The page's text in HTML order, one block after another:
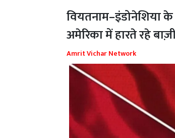
वियतनाम–इंडोनेशिया
अमेरिका में हारते रहे
Amrit Vichar Network